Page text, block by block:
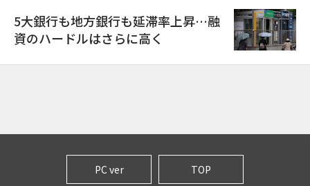
5大銀行も地方銀行も延滞率上昇…融
資のハードルはさらに高く
PC ver TOP